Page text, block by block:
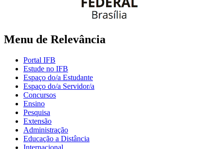
Menu de Relevância
Portal IFB
Estude no IFB
Espaço do/a Estudante
Espaço do/a Servidor/a
Concursos
Ensino
Pesquisa
Extensão
Administração
Educação a Distância
Internacional